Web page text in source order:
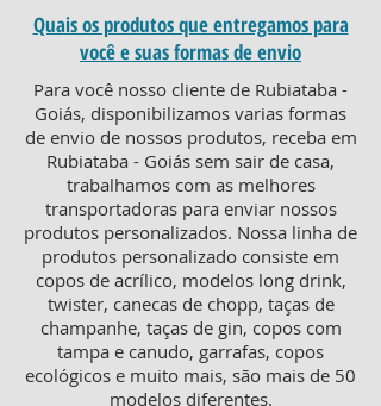
Para você nosso cliente de Rubiataba -
Goiás, disponibilizamos varias formas
de envio de nossos produtos, receba em
Rubiataba - Goiás sem sair de casa,
trabalhamos com as melhores
transportadoras para enviar nossos
produtos personalizados. Nossa linha de
produtos personalizado consiste em
copos de acrílico, modelos long drink,
twister, canecas de chopp, taças de
champanhe, taças de gin, copos com
tampa e canudo, garrafas, copos
ecológicos e muito mais, são mais de 50
modelos diferentes.
Quais os produtos que entregamos para
você e suas formas de envio